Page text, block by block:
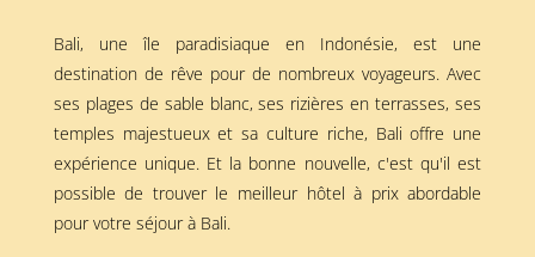
Bali, une île paradisiaque en Indonésie, est une
destination de rêve pour de nombreux voyageurs. Avec
ses plages de sable blanc, ses rizières en terrasses, ses
temples majestueux et sa culture riche, Bali offre une
expérience unique. Et la bonne nouvelle, c'est qu'il est
possible de trouver le meilleur hôtel à prix abordable
pour votre séjour à Bali.